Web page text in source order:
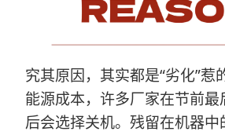
究其原因，其实都是“劣化”惹
能源成本，许多厂家在节前
后会选择关机。残留在机器中